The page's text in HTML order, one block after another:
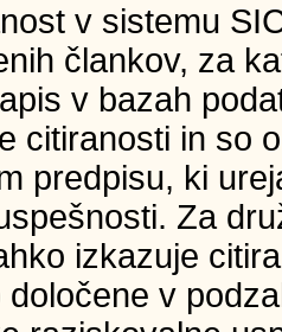
v sistemu
člankov, za
v bazah
citiranosti in so
predpisu, ki
Za
izkazuje
določene v